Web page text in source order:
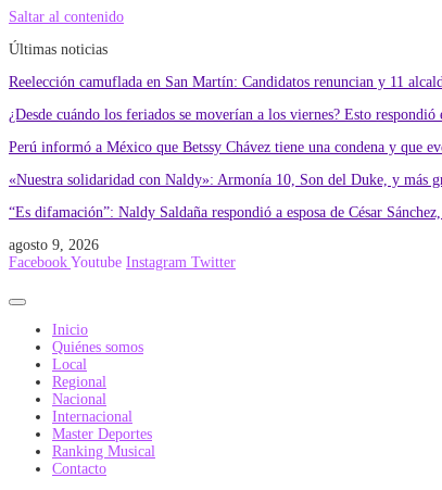
Saltar al contenido
Últimas noticias
Reelección camuflada en San Martín: Candidatos renuncian y 11
¿Desde cuándo los feriados se moverían a los viernes? Esto
Perú informó a México que Betssy Chávez tiene una condena y que
«Nuestra solidaridad con Naldy»: Armonía 10, Son del Duke, y más
“Es difamación”: Naldy Saldaña respondió a esposa de César
agosto 9, 2026
Facebook Youtube Instagram Twitter
Inicio
Quiénes somos
Local
Regional
Nacional
Internacional
Master Deportes
Ranking Musical
Contacto